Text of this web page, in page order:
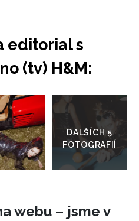
editorial s
(tv) H&M:
do
galerie
webu – jsme v